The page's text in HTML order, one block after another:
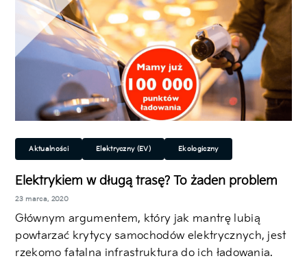
Aktualności Elektryczny (EV) Ekologiczny
Elektrykiem w długą trasę? To żaden problem
23 marca, 2020
Głównym argumentem, który jak mantrę lubią
powtarzać krytycy samochodów elektrycznych, jest
rzekomo fatalna infrastruktura do ich ładowania.